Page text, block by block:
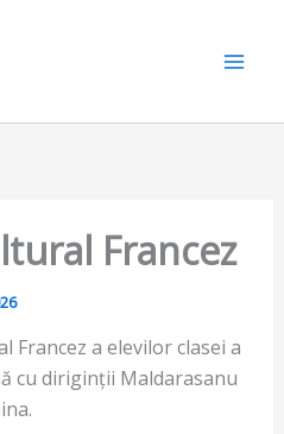
Francez
Francez a elevilor clasei a
cu diriginții Maldarasanu